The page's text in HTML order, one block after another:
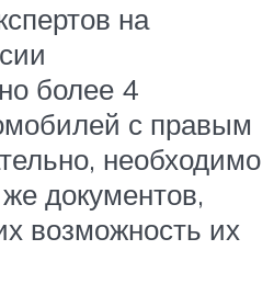
на
более 4
с правым
необходимо
документов,
возможность их